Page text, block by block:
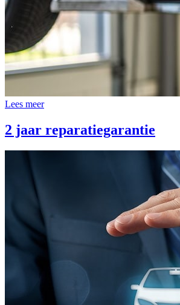
Lees meer
2 jaar reparatiegarantie